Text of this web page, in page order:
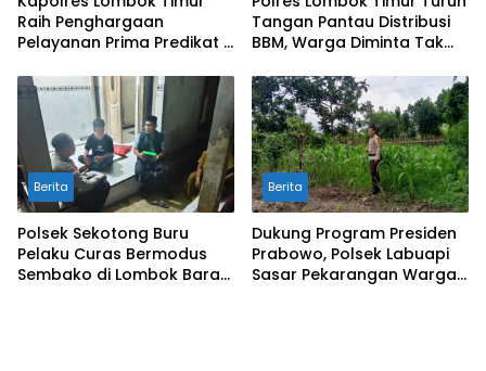
Raih Penghargaan
Pelayanan Prima Predikat A
Tangan Pantau Distribusi
BBM, Warga Diminta Tak
Berita
Polsek Sekotong Buru
Pelaku Curas Bermodus
Sembako di Lombok Barat,
Berita
Dukung Program Presiden
Prabowo, Polsek Labuapi
Sasar Pekarangan Warga